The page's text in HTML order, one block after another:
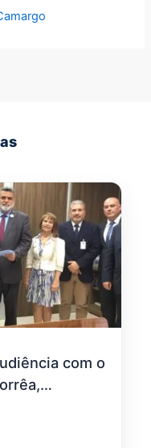
com o